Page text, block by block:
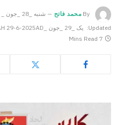
By محمد فاتح
شنبه _28 _جون _2025AH 28-6-2025AD
Updated:
یک _29 _جون _2025AH 29-6-2025AD
7 Mins Read